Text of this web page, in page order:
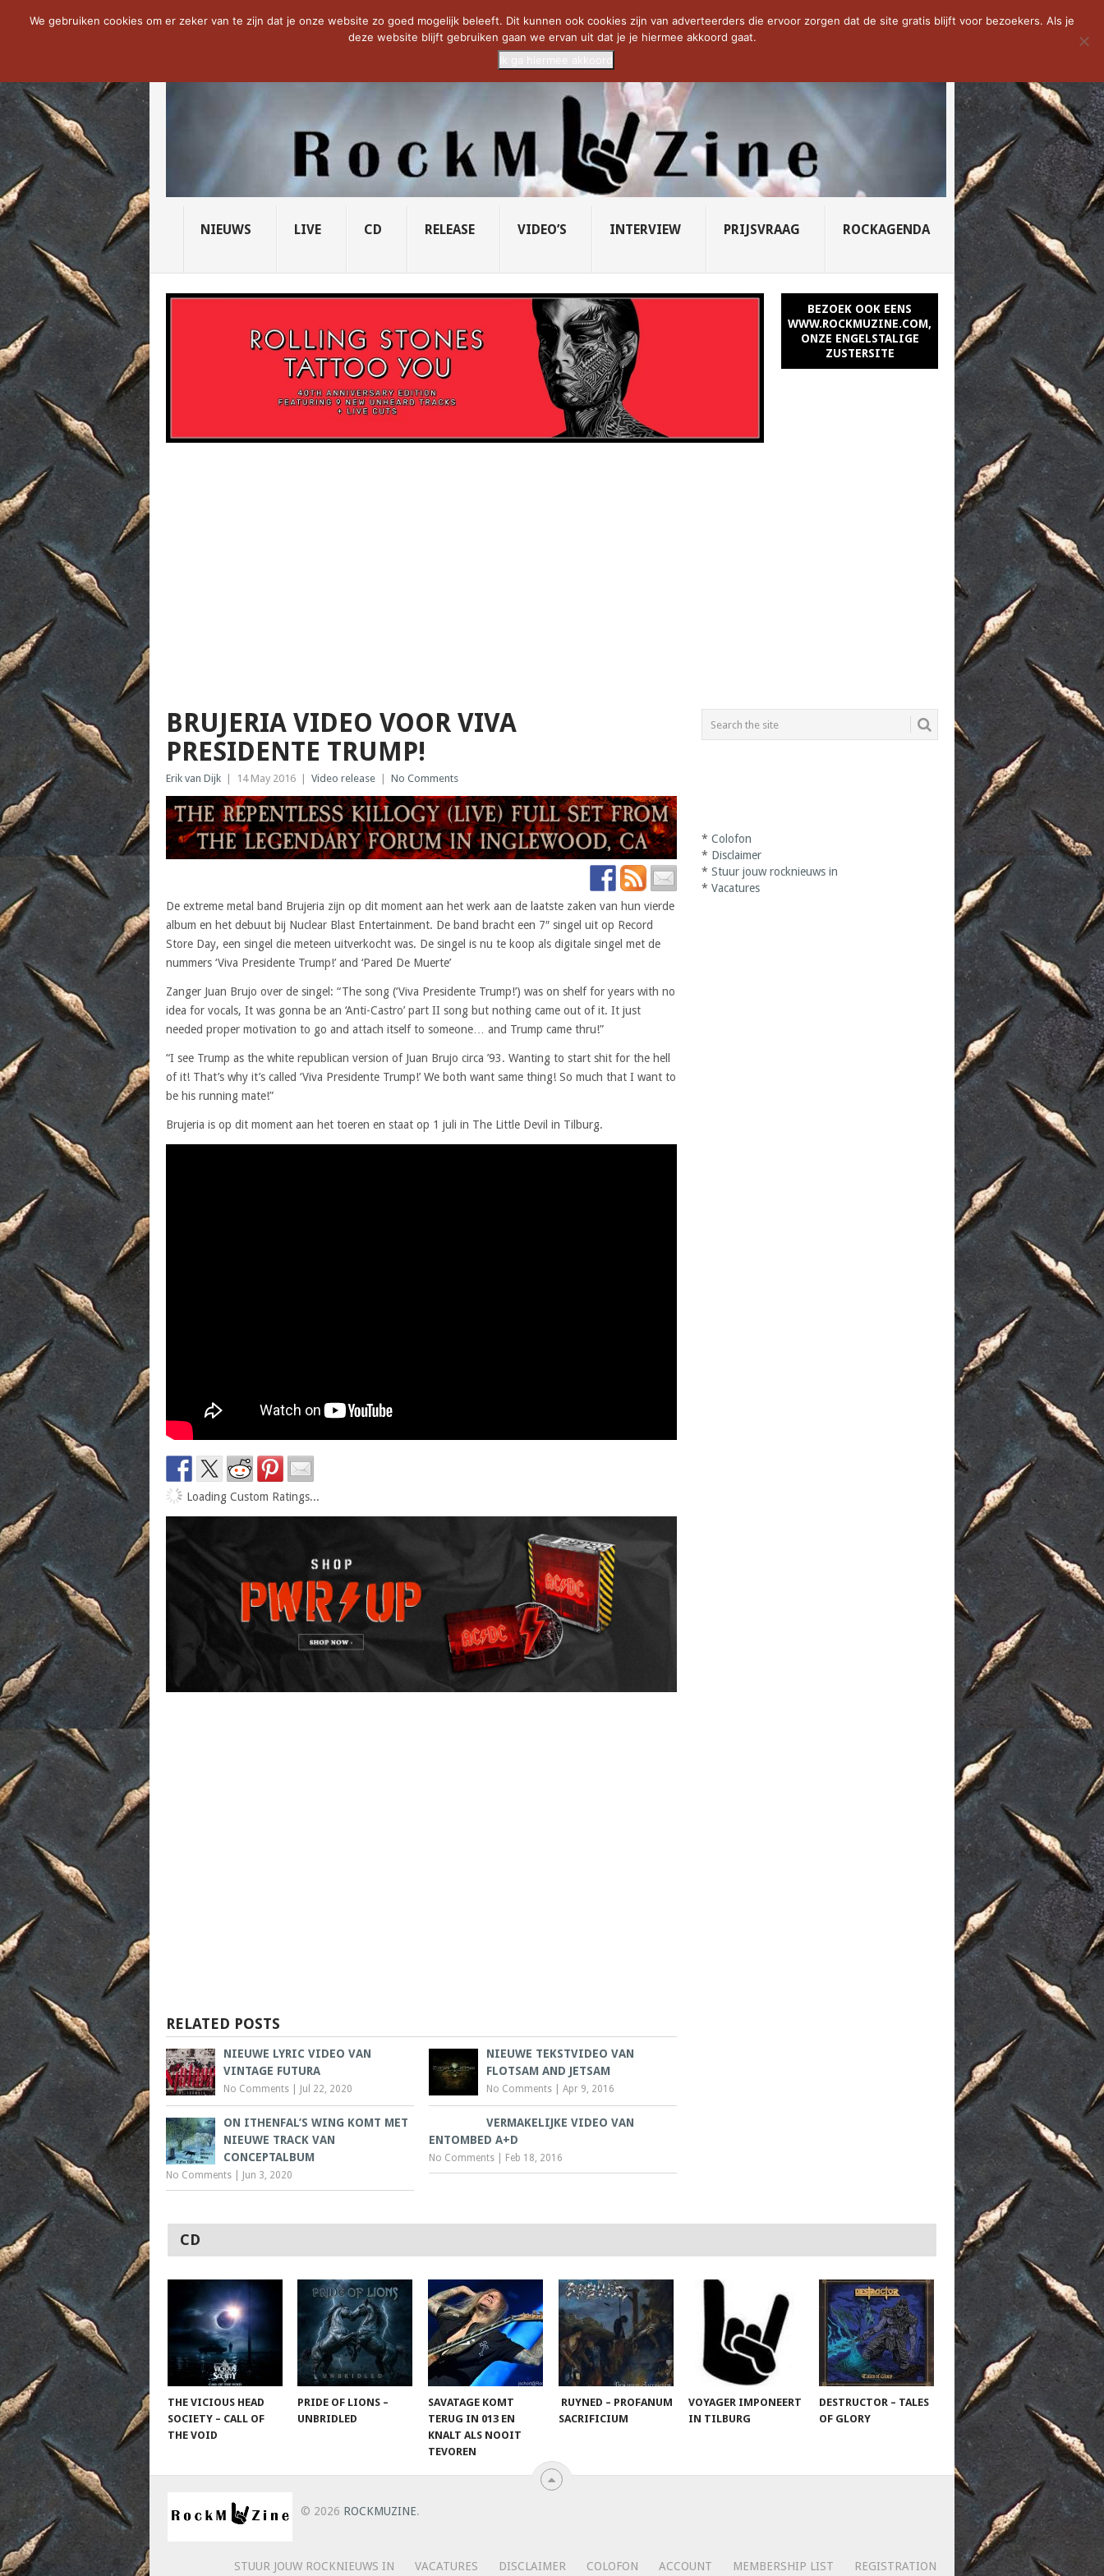
NOW TRENDING: THE VICIOUS HEAD SOCIETY... PRIDE OF LIONS – U... SAVATAGE KOMT TERUG IN 0... CD VAN DE WEEK: SLEEPING...
NIEUWS LIVE CD RELEASE VIDEO’S INTERVIEW PRIJSVRAAG ROCKAGENDA
BEZOEK OOK EENS
WWW.ROCKMUZINE.COM,
ONZE ENGELSTALIGE
ZUSTERSITE
BRUJERIA VIDEO VOOR VIVA
PRESIDENTE TRUMP!
Erik van Dijk 14 May 2016 Video release No Comments
De extreme metal band Brujeria zijn op dit moment aan het werk aan de laatste zaken van hun vierde
album en het debuut bij Nuclear Blast Entertainment. De band bracht een 7″ singel uit op Record
Store Day, een singel die meteen uitverkocht was. De singel is nu te koop als digitale singel met de
nummers ‘Viva Presidente Trump!’ and ‘Pared De Muerte’
Zanger Juan Brujo over de singel: “The song (‘Viva Presidente Trump!’) was on shelf for years with no
idea for vocals, It was gonna be an ‘Anti-Castro’ part II song but nothing came out of it. It just
needed proper motivation to go and attach itself to someone… and Trump came thru!”
“I see Trump as the white republican version of Juan Brujo circa ’93. Wanting to start shit for the hell
of it! That’s why it’s called ‘Viva Presidente Trump!’ We both want same thing! So much that I want to
be his running mate!”
Brujeria is op dit moment aan het toeren en staat op 1 juli in The Little Devil in Tilburg.
Loading Custom Ratings...
RELATED POSTS
NIEUWE LYRIC VIDEO VAN
VINTAGE FUTURA
No Comments Jul 22, 2020
NIEUWE TEKSTVIDEO VAN
FLOTSAM AND JETSAM
No Comments |Apr 9, 2016
ON ITHENFAL’S WING KOMT MET
NIEUWE TRACK VAN
CONCEPTALBUM
No Comments Jun 3, 2020
VERMAKELIJKE VIDEO VAN
ENTOMBED A+D
No Comments Feb 18, 2016
*Colofon
* Disclaimer
*Stuur jouw rocknieuws in
*Vacatures
CD
THE VICIOUS HEAD
SOCIETY – CALL OF
THE VOID
PRIDE OF LIONS –
UNBRIDLED
SAVATAGE KOMT
TERUG IN 013 EN
KNALT ALS NOOIT
TEVOREN
RUYNED – PROFANUM
SACRIFICIUM
VOYAGER IMPONEERT
IN TILBURG
DESTRUCTOR – TALES
OF GLORY
© 2026 ROCKMUZINE.
STUUR JOUW ROCKNIEUWS IN VACATURES DISCLAIMER COLOFON ACCOUNT MEMBERSHIP LIST REGISTRATION
We gebruiken cookies om er zeker van te zijn dat je onze website zo goed mogelijk beleeft. Dit kunnen ook cookies zijn van adverteerders die ervoor zorgen dat de site gratis blijft voor bezoekers. Als je
deze website blijft gebruiken gaan we ervan uit dat je je hiermee akkoord gaat.
Ik ga hiermee akkoord